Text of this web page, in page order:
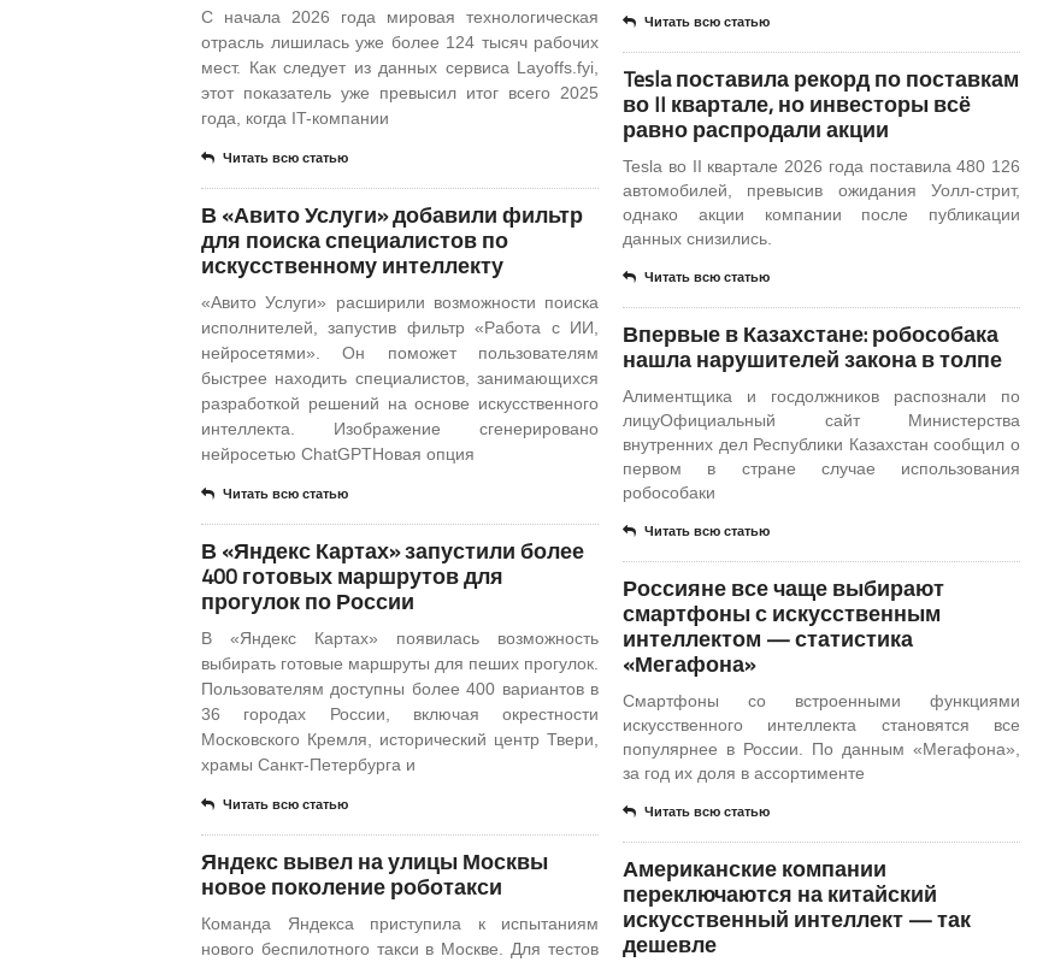
С начала 2026 года мировая технологическая
отрасль лишилась уже более 124 тысяч рабочих
мест. Как следует из данных сервиса Layoffs.fyi,
этот показатель уже превысил итог всего 2025
года, когда IT-компании
Читать всю статью
В «Авито Услуги» добавили фильтр
для поиска специалистов по
искусственному интеллекту
«Авито Услуги» расширили возможности поиска
исполнителей, запустив фильтр «Работа с ИИ,
нейросетями». Он поможет пользователям
быстрее находить специалистов, занимающихся
разработкой решений на основе искусственного
интеллекта. Изображение сгенерировано
нейросетью ChatGPTНовая опция
Читать всю статью
В «Яндекс Картах» запустили более
400 готовых маршрутов для
прогулок по России
В «Яндекс Картах» появилась возможность
выбирать готовые маршруты для пеших прогулок.
Пользователям доступны более 400 вариантов в
36 городах России, включая окрестности
Московского Кремля, исторический центр Твери,
храмы Санкт-Петербурга и
Читать всю статью
Яндекс вывел на улицы Москвы
новое поколение роботакси
Команда Яндекса приступила к испытаниям
нового беспилотного такси в Москве. Для тестов
Читать всю статью
Tesla поставила рекорд по поставкам
во II квартале, но инвесторы всё
равно распродали акции
Tesla во II квартале 2026 года поставила 480 126
автомобилей, превысив ожидания Уолл-стрит,
однако акции компании после публикации
данных снизились.
Читать всю статью
Впервые в Казахстане: робособака
нашла нарушителей закона в толпе
Алиментщика и госдолжников распознали по
лицуОфициальный сайт Министерства
внутренних дел Республики Казахстан сообщил о
первом в стране случае использования
робособаки
Читать всю статью
Россияне все чаще выбирают
смартфоны с искусственным
интеллектом — статистика
«Мегафона»
Смартфоны со встроенными функциями
искусственного интеллекта становятся все
популярнее в России. По данным «Мегафона»,
за год их доля в ассортименте
Читать всю статью
Американские компании
переключаются на китайский
искусственный интеллект — так
дешевле